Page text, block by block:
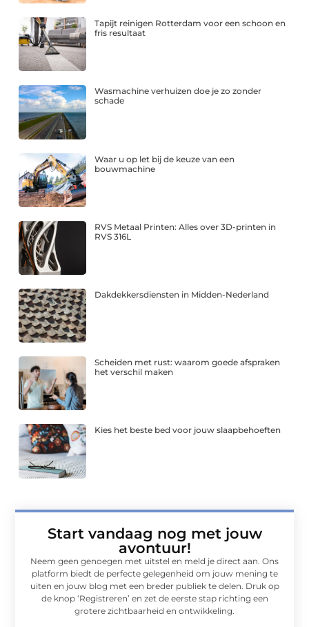
Tapijt reinigen Rotterdam voor een schoon en
fris resultaat
Wasmachine verhuizen doe je zo zonder
schade
Waar u op let bij de keuze van een
bouwmachine
RVS Metaal Printen: Alles over 3D-printen in
RVS 316L
Dakdekkersdiensten in Midden-Nederland
Scheiden met rust: waarom goede afspraken
het verschil maken
Kies het beste bed voor jouw slaapbehoeften
Start vandaag nog met jouw
avontuur!
Neem geen genoegen met uitstel en meld je direct aan. Ons
platform biedt de perfecte gelegenheid om jouw mening te
uiten en jouw blog met een breder publiek te delen. Druk op
de knop ‘Registreren’ en zet de eerste stap richting een
grotere zichtbaarheid en ontwikkeling.